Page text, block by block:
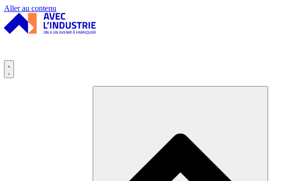
Panneau de gestion des cookies
Aller au contenu